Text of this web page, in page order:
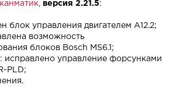
версия 2.21.5:
блок управления двигателем A12.2;
возможность
блоков Bosch MS6.1;
: исправлено управление форсунками
PLD;